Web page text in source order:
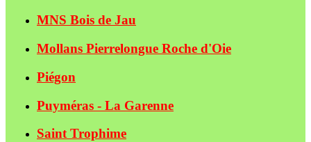
MNS Bois de Jau
Mollans Pierrelongue Roche d'Oie
Piégon
Puyméras - La Garenne
Saint Trophime